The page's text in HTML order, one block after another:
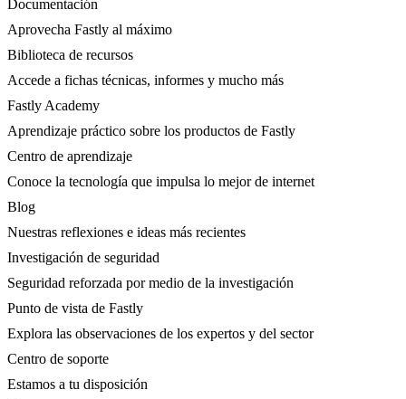
Documentación
Aprovecha Fastly al máximo
Biblioteca de recursos
Accede a fichas técnicas, informes y mucho más
Fastly Academy
Aprendizaje práctico sobre los productos de Fastly
Centro de aprendizaje
Conoce la tecnología que impulsa lo mejor de internet
Blog
Nuestras reflexiones e ideas más recientes
Investigación de seguridad
Seguridad reforzada por medio de la investigación
Punto de vista de Fastly
Explora las observaciones de los expertos y del sector
Centro de soporte
Estamos a tu disposición